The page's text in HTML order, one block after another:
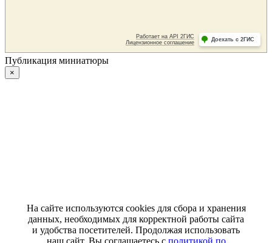
Публикация миниатюры
×
На сайте используются cookies для сбора и хранения
данных, необходимых для корректной работы сайта
и удобства посетителей. Продолжая использовать
наш сайт, Вы соглашаетесь с политикой по